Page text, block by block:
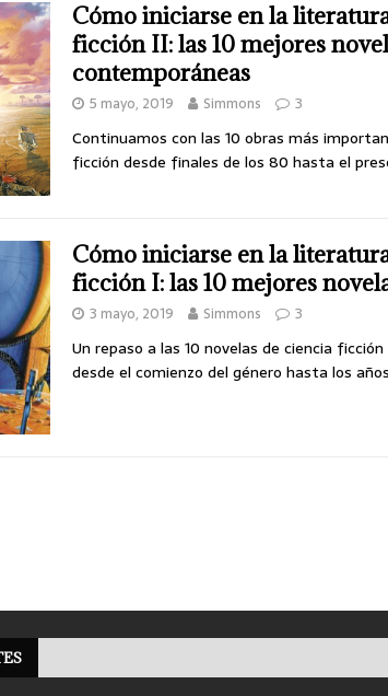
Cómo iniciarse en la
ficción II: las 10 mejores
contemporáneas
5 mayo, 2019 Simmons 3
Continuamos con las 10 obras más
ficción desde finales de los 80 hasta el
Cómo iniciarse en la
ficción I: las 10 mejores
3 mayo, 2019 Simmons 3
Un repaso a las 10 novelas de ciencia
desde el comienzo del género hasta los